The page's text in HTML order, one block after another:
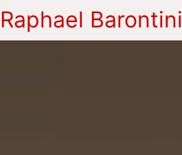
Raphael Barontini